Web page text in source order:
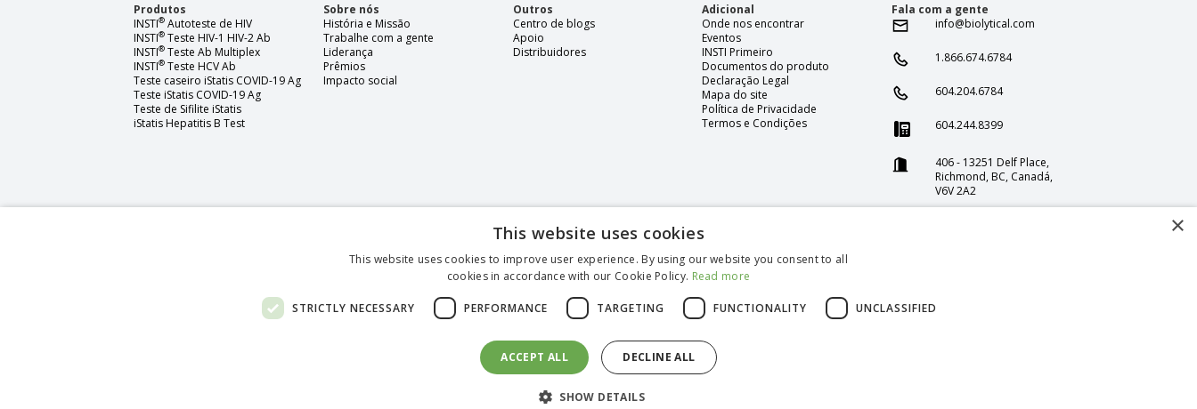
Produtos
INSTI® Autoteste de HIV
INSTI® Teste HIV-1 HIV-2 Ab
INSTI® Teste Ab Multiplex
INSTI® Teste HCV Ab
Teste caseiro iStatis COVID-19 Ag
Teste iStatis COVID-19 Ag
Teste de Sifilite iStatis
iStatis Hepatitis B Test
Sobre nós
História e Missão
Trabalhe com a gente
Liderança
Prêmios
Impacto social
Outros
Centro de blogs
Apoio
Distribuidores
Adicional
Onde nos encontrar
Eventos
INSTI Primeiro
Documentos do produto
Declaração Legal
Mapa do site
Política de Privacidade
Termos e Condições
Fala com a gente
info@biolytical.com
1.866.674.6784
604.204.6784
604.244.8399
406 - 13251 Delf Place,
Richmond, BC, Canadá,
V6V 2A2
Portuguese
×
This website uses cookies
This website uses cookies to improve user experience. By using our website you consent to all
cookies in accordance with our Cookie Policy. Read more
STRICTLY NECESSARY PERFORMANCE TARGETING FUNCTIONALITY UNCLASSIFIED
ACCEPT ALL DECLINE ALL
SHOW DETAILS